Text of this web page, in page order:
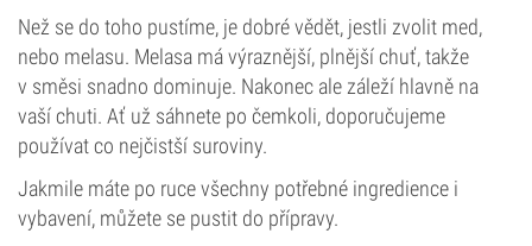
Než se do toho pustíme, je dobré vědět, jestli zvolit med,
nebo melasu. Melasa má výraznější, plnější chuť, takže
v směsi snadno dominuje. Nakonec ale záleží hlavně na
vaší chuti. Ať už sáhnete po čemkoli, doporučujeme
používat co nejčistší suroviny.
Jakmile máte po ruce všechny potřebné ingredience i
vybavení, můžete se pustit do přípravy.